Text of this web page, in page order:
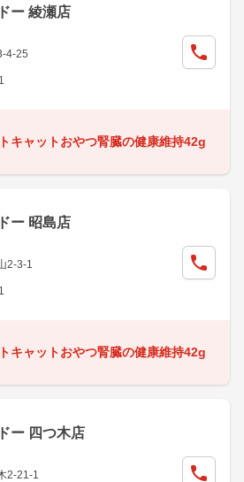
ー 綾瀬店
4-25
キャットおやつ腎臓の健康維持42g
ー 昭島店
2-3-1
キャットおやつ腎臓の健康維持42g
ー 四つ木店
2-21-1